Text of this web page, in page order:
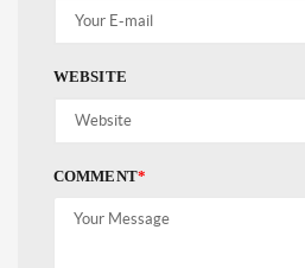
WEBSITE
COMMENT*